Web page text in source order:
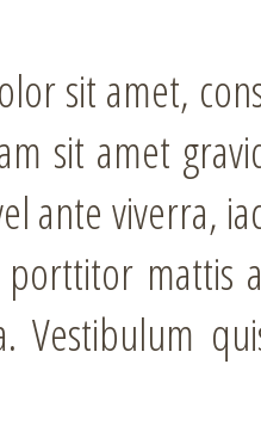
sit amet,
sit amet
ante viverra,
mattis
Vestibulum